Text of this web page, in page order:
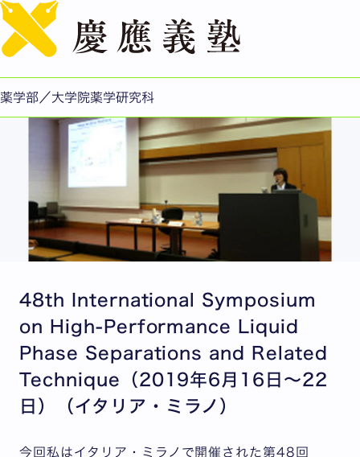
薬学部／大学院薬学研究科
第4回助成
48th International Symposium
on High-Performance Liquid
Phase Separations and Related
Technique（2019年6月16日～22
日）（イタリア・ミラノ）
今回私はイタリア・ミラノで開催された第48回